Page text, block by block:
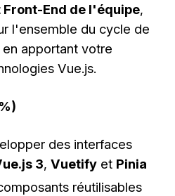
End de l'équipe,
l'ensemble du cycle de
apportant votre
Vue.js.
des interfaces
3, Vuetifyet Pinia
réutilisables